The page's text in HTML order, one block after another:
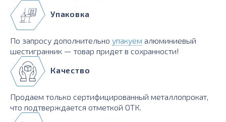
Упаковка
По запросу дополнительно упакуем алюминиевый
шестигранник — товар придет в сохранности!
Качество
Продаем только сертифицированный металлопрокат,
что подтверждается отметкой ОТК.